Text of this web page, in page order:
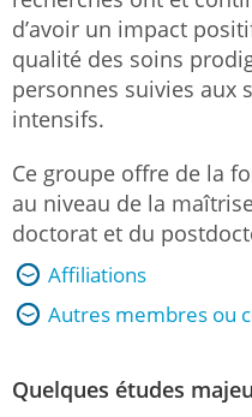
d’avoir un impact
qualité des soins
personnes suivies aux
intensifs.
Ce groupe offre de la
au niveau de la
doctorat et du
Affiliations
Autres membres ou
Quelques études